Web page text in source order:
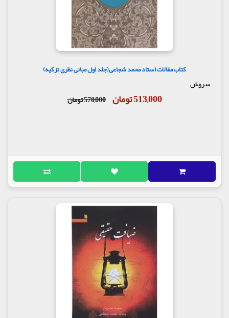
کتاب مقالات استاد محمد شجاعی(جلد اول مبانی نظری تزکیه)
سروش
513,000 تومان 570,000 تومان